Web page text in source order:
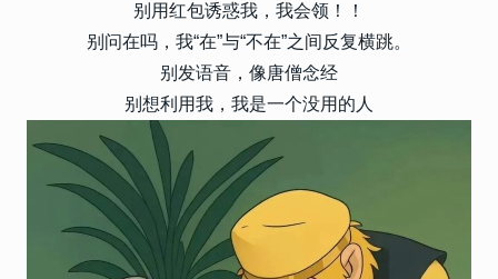
别用红包诱惑我，我会领！！
别问在吗，我“在”与“不在”之间反复横跳。
别发语音，像唐僧念经
别想利用我，我是一个没用的人